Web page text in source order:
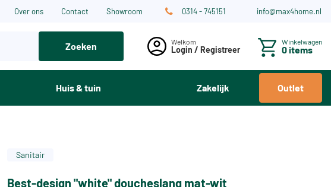
Over ons Contact Showroom 0314 - 745151 info@max4home.nl
Zoeken Login / Registreer
Winkelwagen
0 items
Huis & tuin Zakelijk Outlet
Sanitair
Best-design "white" doucheslang mat-wit